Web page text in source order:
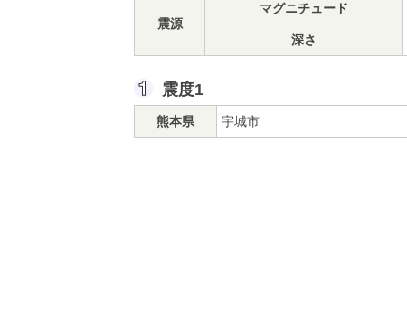
震源
マグニチュード
深さ
震度1
熊本県 宇城市